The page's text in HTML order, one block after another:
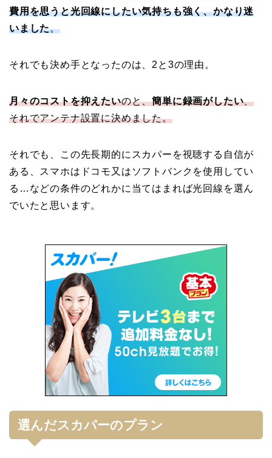
費用を思うと光回線にしたい気持ちも強く、かなり迷
いました。
それでも決め手となったのは、2と3の理由。
月々のコストを抑えたいのと、簡単に録画がしたい、
それでアンテナ設置に決めました。
それでも、この先長期的にスカパーを視聴する自信が
ある、スマホはドコモ又はソフトバンクを使用してい
る…などの条件のどれかに当てはまれば光回線を選ん
でいたと思います。
選んだスカパーのプラン